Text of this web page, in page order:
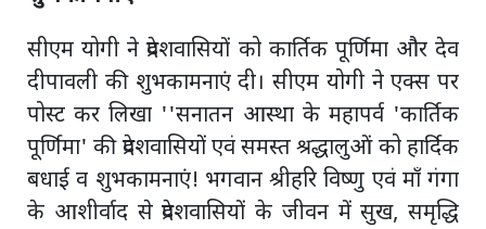
सीएम योगी ने प्रदेशवासियों को कार्तिक पूर्णिमा और देव
दीपावली की शुभकामनाएं दी। सीएम योगी ने एक्स पर
पोस्ट कर लिखा ''सनातन आस्था के महापर्व 'कार्तिक
पूर्णिमा' की प्रदेशवासियों एवं समस्त श्रद्धालुओं को हार्दिक
बधाई व शुभकामनाएं! भगवान श्रीहरि विष्णु एवं माँ गंगा
के आशीर्वाद से प्रदेशवासियों के जीवन में सुख, समृद्धि